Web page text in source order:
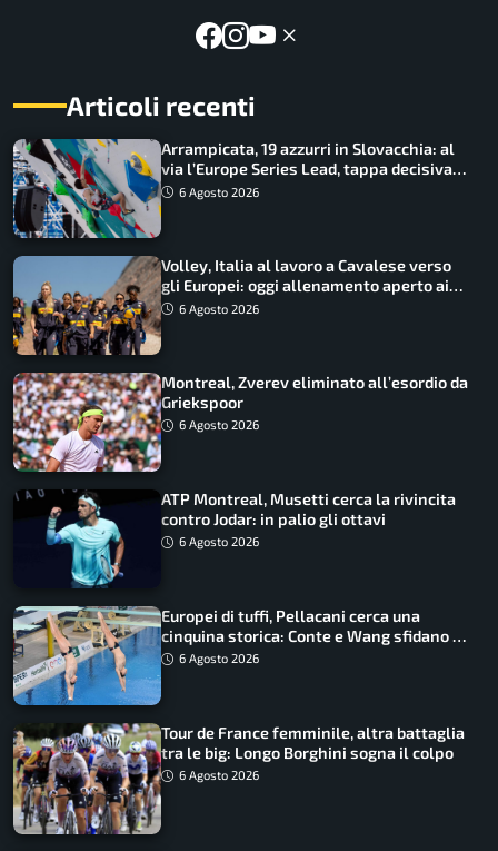
Articoli recenti
Arrampicata, 19 azzurri in Slovacchia: al
via l’Europe Series Lead, tappa decisiva
per la Speed
6 Agosto 2026
Volley, Italia al lavoro a Cavalese verso
gli Europei: oggi allenamento aperto ai
tifosi
6 Agosto 2026
Montreal, Zverev eliminato all’esordio da
Griekspoor
6 Agosto 2026
ATP Montreal, Musetti cerca la rivincita
contro Jodar: in palio gli ottavi
6 Agosto 2026
Europei di tuffi, Pellacani cerca una
cinquina storica: Conte e Wang sfidano la
piattaforma
6 Agosto 2026
Tour de France femminile, altra battaglia
tra le big: Longo Borghini sogna il colpo
6 Agosto 2026